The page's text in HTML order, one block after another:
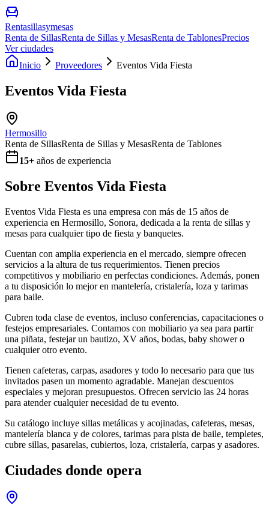
Rentasillasymesas
Renta de SillasRenta de Sillas y MesasRenta de TablonesPrecios
Ver ciudades
Inicio
Proveedores Eventos Vida Fiesta
Eventos Vida Fiesta
Hermosillo
Renta de SillasRenta de Sillas y MesasRenta de Tablones
15+ años de experiencia
Sobre Eventos Vida Fiesta
Eventos Vida Fiesta es una empresa con más de 15 años de
experiencia en Hermosillo, Sonora, dedicada a la renta de sillas y
mesas para cualquier tipo de fiesta y banquetes.
Cuentan con amplia experiencia en el mercado, siempre ofrecen
servicios a la altura de tus requerimientos. Tienen precios
competitivos y mobiliario en perfectas condiciones. Además, ponen
a tu disposición lo mejor en mantelería, cristalería, loza y tarimas
para baile.
Cubren toda clase de eventos, incluso conferencias, capacitaciones o
festejos empresariales. Contamos con mobiliario ya sea para partir
una piñata, festejar un bautizo, XV años, bodas, baby shower o
cualquier otro evento.
Tienen cafeteras, carpas, asadores y todo lo necesario para que tus
invitados pasen un momento agradable. Manejan descuentos
especiales y mejoran presupuestos. Ofrecen servicio las 24 horas
para atender cualquier necesidad de tu evento.
Su catálogo incluye sillas metálicas y acojinadas, cafeteras, mesas,
mantelería blanca y de colores, tarimas para pista de baile, templetes,
cubre sillas, pasarelas, cubiertos, loza, cristalería, carpas y asadores.
Ciudades donde opera